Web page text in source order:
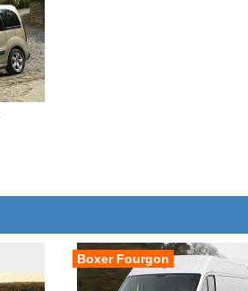
Boxer Fourgon